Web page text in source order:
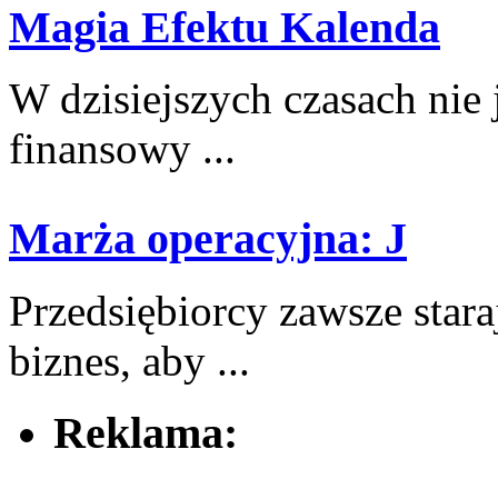
Magia Efektu Kalenda
W dzisiejszych czasach
finansowy ...
Marża operacyjna: J
Przedsiębiorcy ‌zawsze
biznes, ​aby ...
Reklama: